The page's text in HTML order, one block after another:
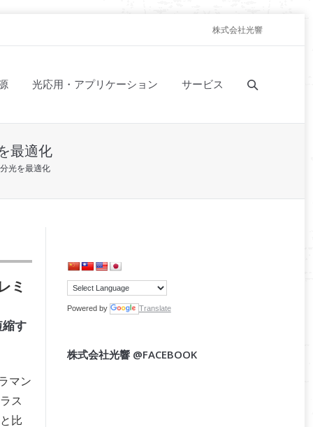
株式会社光響
光応用・アプリケーション サービス
最適化
光を最適化
ミ
す
マン
ス
比
Powered by Translate
株式会社光響 @FACEBOOK